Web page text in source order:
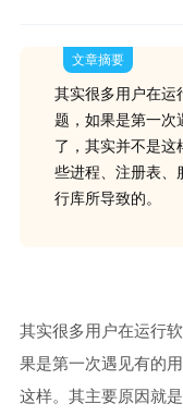
文章摘要
其实很多用户在运
题，如果是第一次
了，其实并不是这
些进程、注册表、
行库所导致的。
其实很多用户在运行
果是第一次遇见有的
这样。其主要原因就